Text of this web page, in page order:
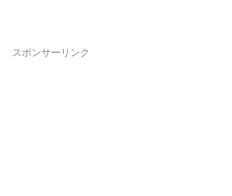
スポンサーリンク